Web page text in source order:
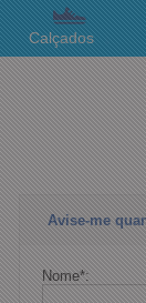
Calçados
Avise-me
Nome*: